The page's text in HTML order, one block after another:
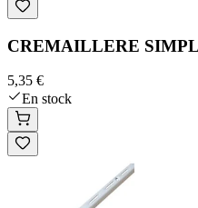
CREMAILLERE
5,35 €
En stock